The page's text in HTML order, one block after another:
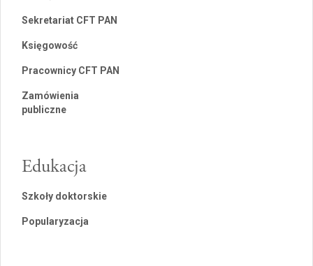
Sekretariat CFT PAN
Księgowość
Pracownicy CFT PAN
Zamówienia
publiczne
Edukacja
Szkoły doktorskie
Popularyzacja